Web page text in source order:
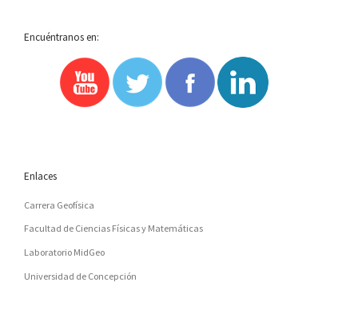
Encuéntranos en:
Enlaces
Carrera Geofísica
Facultad de Ciencias Físicas y Matemáticas
Laboratorio MidGeo
Universidad de Concepción